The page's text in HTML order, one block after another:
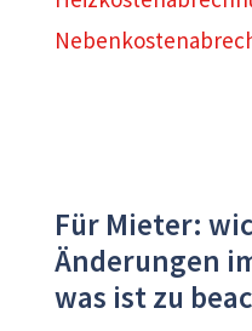
Für Mieter:
Änderungen
was ist zu